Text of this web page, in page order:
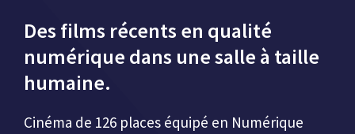
Des films récents en qualité
numérique dans une salle à taille
humaine.
Cinéma de 126 places équipé en Numérique